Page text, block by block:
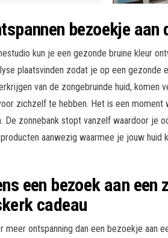
bezoekje
kun je een gezonde bruine kleur
plaatsvinden zodat je op een gezonde
van de zongebruinde huid, komen
zichzelf te hebben. Het is een moment
De zonnebank stopt vanzelf waardoor je
aanwezig waarmee je jouw
een bezoek aan
cadeau
meer ontspanning dan een bezoekje aan